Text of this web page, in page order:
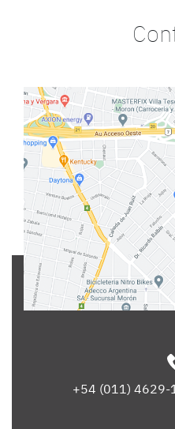
+54 (011)